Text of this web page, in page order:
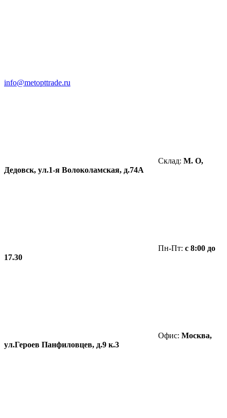
info@metopttrade.ru
Склад: М. О,
Дедовск, ул.1-я Волоколамская, д.74А
Пн-Пт: с 8:00 до
17.30
Офис: Москва,
ул.Героев Панфиловцев, д.9 к.3